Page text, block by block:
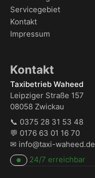
Servicegebiet
Kontakt
Impressum
Kontakt
Taxibetrieb Waheed
Leipziger Straße 157
08058 Zwickau
📞 0375 28 31 53 48
💬 0176 63 01 16 70
✉ info@taxi-waheed.de
24/7 erreichbar